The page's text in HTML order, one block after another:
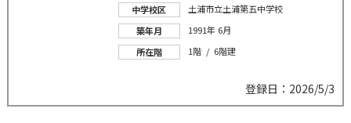
中学校区
土浦市立土浦第五中学校
築年月
1991年 6月
所在階
1階 / 6階建
登録日：2026/5/3